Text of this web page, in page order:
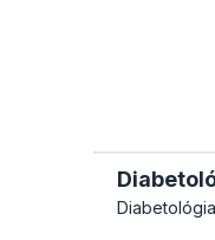
Diabetológia